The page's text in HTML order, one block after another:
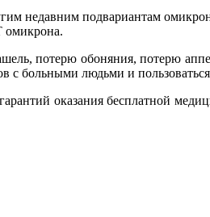
недавним подвариантам
омикрона.
потерю обоняния, потерю
с больными людьми и
оказания бесплатной